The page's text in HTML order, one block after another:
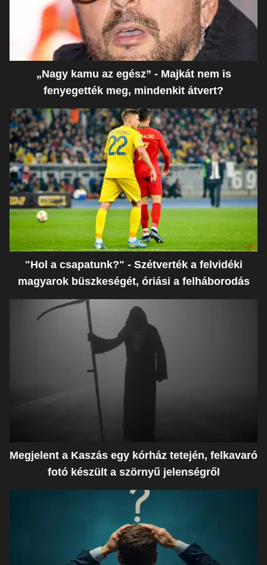
„Nagy kamu az egész” - Majkát nem is
fenyegették meg, mindenkit átvert?
"Hol a csapatunk?" - Szétverték a felvidéki
magyarok büszkeségét, óriási a felháborodás
Megjelent a Kaszás egy kórház tetején, felkavaró
fotó készült a szörnyű jelenségről